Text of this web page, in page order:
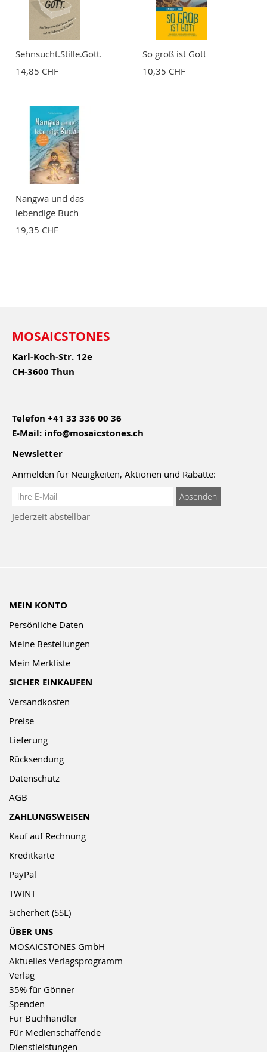
Sehnsucht.Stille.Gott.
14,85 CHF
So groß ist Gott
10,35 CHF
Nangwa und das
lebendige Buch
19,35 CHF
MOSAICSTONES
Karl-Koch-Str. 12e
CH-3600 Thun
Telefon +41 33 336 00 36
E-Mail: info@mosaicstones.ch
Newsletter
Anmelden für Neuigkeiten, Aktionen und Rabatte:
Anmeldung
Newsletter:
Absenden
Jederzeit abstellbar
MEIN KONTO
Persönliche Daten
Meine Bestellungen
Mein Merkliste
SICHER EINKAUFEN
Versandkosten
Preise
Lieferung
Rücksendung
Datenschutz
AGB
ZAHLUNGSWEISEN
Kauf auf Rechnung
Kreditkarte
PayPal
TWINT
Sicherheit (SSL)
ÜBER UNS
MOSAICSTONES GmbH
Aktuelles Verlagsprogramm
Verlag
35% für Gönner
Spenden
Für Buchhändler
Für Medienschaffende
Dienstleistungen